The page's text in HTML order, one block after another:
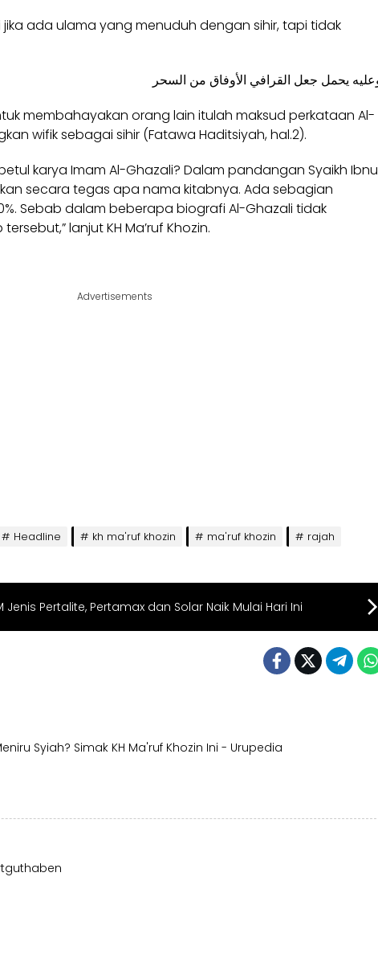
jika ada ulama yang menuduh dengan sihir, tapi tidak
membahayakan orang lain itulah maksud perkataan Al-
wifik sebagai sihir (Fatawa Haditsiyah, hal.2).
karya Imam Al-Ghazali? Dalam pandangan Syaikh Ibnu
secara tegas apa nama kitabnya. Ada sebagian
Sebab dalam beberapa biografi Al-Ghazali tidak
lanjut KH Ma’ruf Khozin.
Advertisements
Headline kh ma'ruf khozin ma'ruf khozin
rajah
Jenis Pertalite, Pertamax dan Solar Naik Mulai Hari Ini
Syiah? Simak KH Ma'ruf Khozin Ini - Urupedia